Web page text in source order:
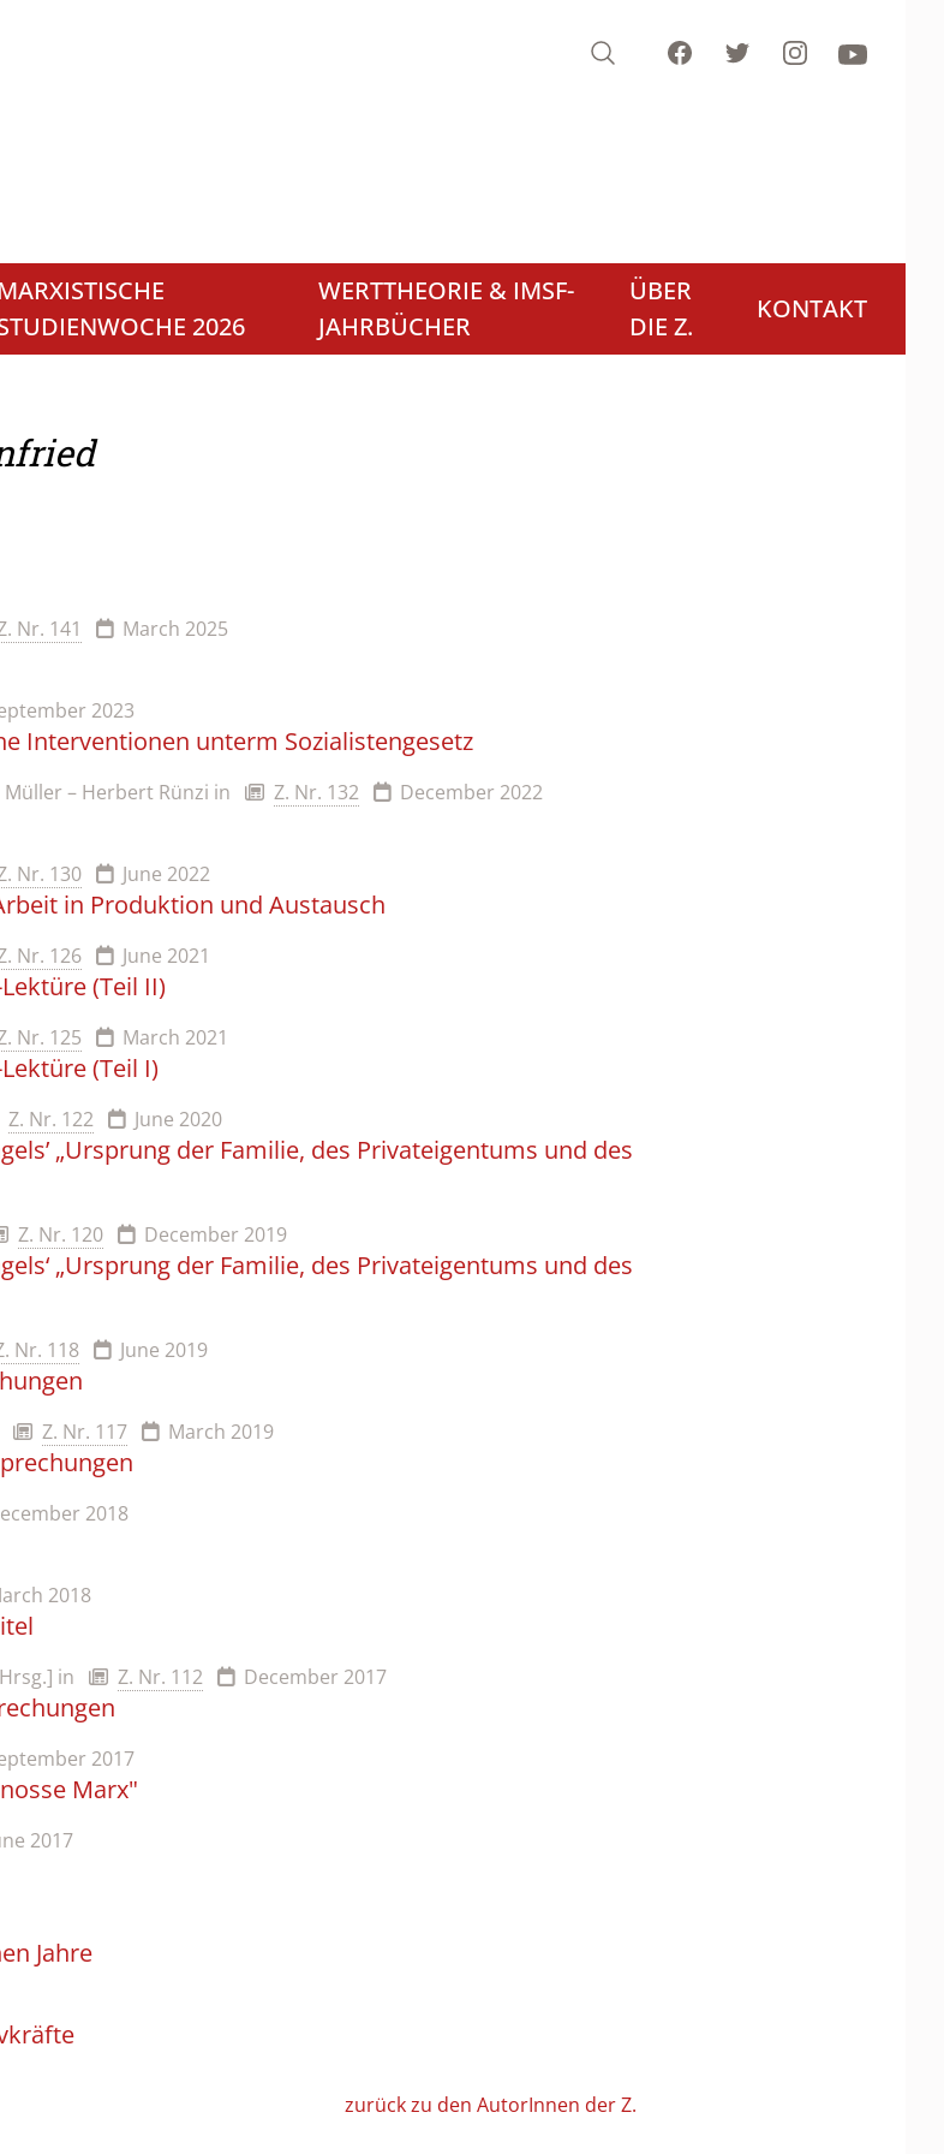
Search FacebookTwitterInstagramYoutube
MARXISTISCHE
2026
WERTTHEORIE & IMSF-
JAHRBÜCHER
ÜBER
DIE Z.
KONTAKT
Nr. 141 March 2025
2023
Interventionen unterm Sozialistengesetz
– Herbert Rünzi in Z. Nr. 132 December 2022
Nr. 130 June 2022
in Produktion und Austausch
Nr. 126 June 2021
(Teil II)
Nr. 125 March 2021
(Teil I)
Z. Nr. 122 June 2020
„Ursprung der Familie, des Privateigentums und des
Z. Nr. 120 December 2019
„Ursprung der Familie, des Privateigentums und des
Nr. 118 June 2019
Z. Nr. 117 March 2019
2018
2018
in Z. Nr. 112 December 2017
2017
Marx"
2017
Jahre
zurück zu den AutorInnen der Z.